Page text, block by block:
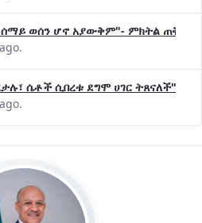
ሰማይ ወሰን ሆኖ አያውቅም"- ምክትል ጠቅላይ
ሴቶች ሲበረቱ ደግሞ ሀገር ትጸናለች"-